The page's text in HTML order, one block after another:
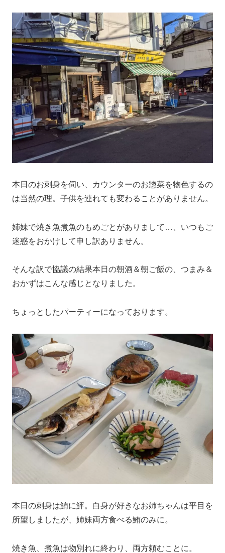
本日のお刺身を伺い、カウンターのお惣菜を物色するの
は当然の理。子供を連れても変わることがありません。
姉妹で焼き魚煮魚のもめごとがありまして…、いつもご
迷惑をおかけして申し訳ありません。
そんな訳で協議の結果本日の朝酒＆朝ご飯の、つまみ＆
おかずはこんな感じとなりました。
ちょっとしたパーティーになっております。
本日の刺身は鮪に鮃。白身が好きなお姉ちゃんは平目を
所望しましたが、姉妹両方食べる鮪のみに。
焼き魚、煮魚は物別れに終わり、両方頼むことに。